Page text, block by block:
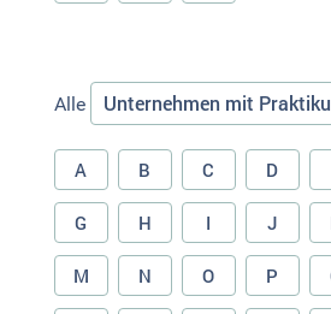
Alle Unternehmen mit
A B C D
G H I J
M N O P